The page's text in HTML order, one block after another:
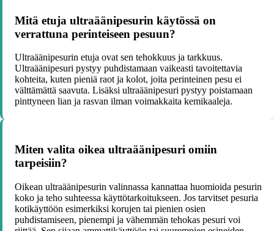
Mitä etuja ultraäänipesurin käytössä on
verrattuna perinteiseen pesuun?
Ultraäänipesurin etuja ovat sen tehokkuus ja tarkkuus.
Ultraäänipesuri pystyy puhdistamaan vaikeasti tavoitettavia
kohteita, kuten pieniä raot ja kolot, joita perinteinen pesu ei
välttämättä saavuta. Lisäksi ultraäänipesuri pystyy poistamaan
pinttyneen lian ja rasvan ilman voimakkaita kemikaaleja.
Miten valita oikea ultraäänipesuri omiin
tarpeisiin?
Oikean ultraäänipesurin valinnassa kannattaa huomioida pesurin
koko ja teho suhteessa käyttötarkoitukseen. Jos tarvitset pesuria
kotikäyttöön esimerkiksi korujen tai pienien osien
puhdistamiseen, pienempi ja vähemmän tehokas pesuri voi